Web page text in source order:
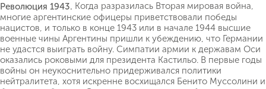
Революция 1943. Когда разразилась Вторая мировая война,
многие аргентинские офицеры приветствовали победы
нацистов, и только в конце 1943 или в начале 1944 высшие
военные чины Аргентины пришли к убеждению, что Германии
не удастся выиграть войну. Симпатии армии к державам Оси
оказались роковыми для президента Кастильо. В первые годы
войны он неукоснительно придерживался политики
нейтралитета, хотя искренне восхищался Бенито Муссолини и